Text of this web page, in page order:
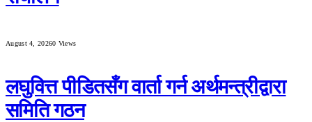
August 4, 20260 Views
लघुवित्त पीडितसँग वार्ता गर्न अर्थमन्त्रीद्वारा
समिति गठन